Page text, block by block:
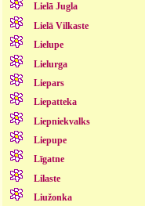
Lielā Jugla
Lielā Vilkaste
Lielupe
Lielurga
Liepars
Liepatteka
Liepniekvalks
Liepupe
Līgatne
Lilaste
Liužonka